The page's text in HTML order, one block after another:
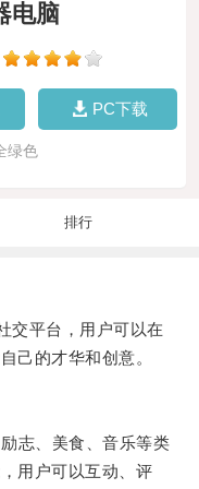
电脑
PC下载
绿色
排行
平台，用户可以在
己的才华和创意。
志、美食、音乐等类
用户可以互动、评